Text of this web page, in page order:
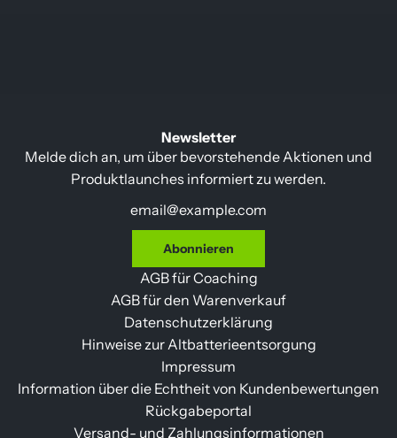
Newsletter
Melde dich an, um über bevorstehende Aktionen und
Produktlaunches informiert zu werden.
Abonnieren
AGB für Coaching
AGB für den Warenverkauf
Datenschutzerklärung
Hinweise zur Altbatterieentsorgung
Impressum
Information über die Echtheit von Kundenbewertungen
Rückgabeportal
Versand- und Zahlungsinformationen